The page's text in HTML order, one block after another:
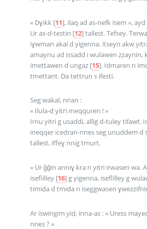
« Dɣikk[11], ilaq ad as-nefk isem »,
Ur as-d-testin [12]tallest. Tefsey.
iɣwman akal d yigenna. Xseyn akw
amaynu ad issadd i wulawen ẓẓaynin,
imeṭṭawen d ungaẓ[15]. Idmaren n
tmettant. Da tettrun s ifesti.
Seg wakal, nnan :
« Ilula-d yitri meqquren ! »
Irnu yitri g usaddi, allig d-tuley tifawt.
ineqqeṛ iceḍran-nnes seg unuddem d
tallest, iffeɣ nnig tmurt.
« Ur ǧǧin anniɣ kra n yitri irwasen wa.
iseflilley[16]g yigenna, iseflilley g
timiḍa d tmiḍa n iseggwasen
Ar iswingim yiḍ, inna-as : « Uress
nnes ? »